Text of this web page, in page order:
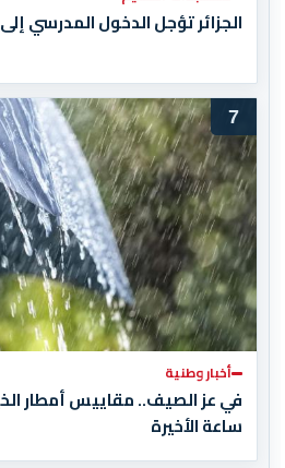
الجزائر تؤجل الدخول المدرسي إلى 21 شتنبر المقبل
7
أخبار وطنية
ساعة الأخيرة